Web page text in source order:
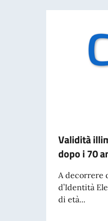
Validità
dopo i 70
A decorrere
d’Identità
di età...